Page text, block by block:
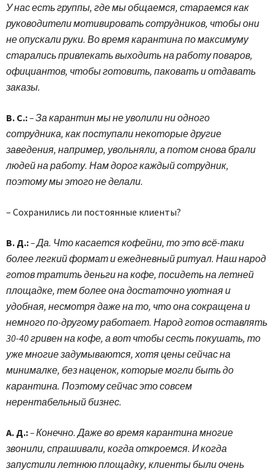
У нас есть группы, где мы общаемся, стараемся как
руководители мотивировать сотрудников, чтобы они
не опускали руки. Во время карантина по максимуму
старались привлекать выходить на работу поваров,
официантов, чтобы готовить, паковать и отдавать
заказы.
В. С.:– За карантин мы не уволили ни одного
сотрудника, как поступали некоторые другие
заведения, например, увольняли, а потом снова брали
людей на работу. Нам дорог каждый сотрудник,
поэтому мы этого не делали.
– Сохранились ли постоянные клиенты?
В. Д.:– Да. Что касается кофейни, то это всё-таки
более легкий формат и ежедневный ритуал. Наш народ
готов тратить деньги на кофе, посидеть на летней
площадке, тем более она достаточно уютная и
удобная, несмотря даже на то, что она сокращена и
немного по-другому работает. Народ готов оставлять
30-40 гривен на кофе, а вот чтобы сесть покушать, то
уже многие задумываются, хотя цены сейчас на
минималке, без наценок, которые могли быть до
карантина. Поэтому сейчас это совсем
нерентабельный бизнес.
А. Д.:– Конечно. Даже во время карантина многие
звонили, спрашивали, когда откроемся. И когда
запустили летнюю площадку, клиенты были очень